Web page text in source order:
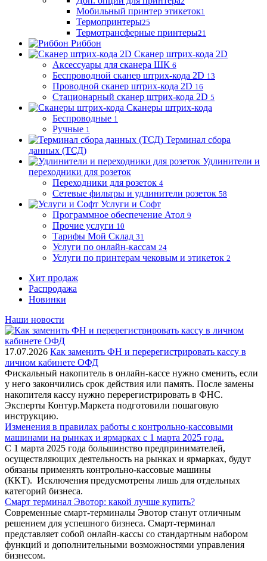
Мобильный принтер этикеток1
Термопринтеры25
Термотрансферные принтеры21
Риббон
Сканер штрих-кода 2D
Аксессуары для сканера ШК 6
Беспроводной сканер штрих-кода 2D 13
Проводной сканер штрих-кода 2D 16
Стационарный сканер штрих-кода 2D 5
Сканеры штрих-кода
Беспроводные 1
Ручные 1
Терминал сбора
данных (ТСД)
Удлинители и
переходники для розеток
Переходники для розеток 4
Сетевые фильтры и удлинители розеток 58
Услуги и Софт
Программное обеспечение Атол 9
Прочие услуги 10
Тарифы Мой Склад 31
Услуги по онлайн-кассам 24
Услуги по принтерам чековым и этикеток 2
Хит продаж
Распродажа
Новинки
Наши новости
17.07.2026 Как заменить ФН и перерегистрировать кассу в
личном кабинете ОФД
Фискальный накопитель в онлайн-кассе нужно сменить, если
у него закончились срок действия или память. После замены
накопителя кассу нужно перерегистрировать в ФНС.
Эксперты Контур.Маркета подготовили пошаговую
инструкцию.
Изменения в правилах работы с контрольно-кассовыми
машинами на рынках и ярмарках с 1 марта 2025 года.
С 1 марта 2025 года большинство предпринимателей,
осуществляющих деятельность на рынках и ярмарках, будут
обязаны применять контрольно-кассовые машины
(ККТ). Исключения предусмотрены лишь для отдельных
категорий бизнеса.
Смарт терминал Эвотор: какой лучше купить?
Современные смарт-терминалы Эвотор станут отличным
решением для успешного бизнеса. Смарт-терминал
представляет собой онлайн-кассы со стандартным набором
функций и дополнительными возможностями управления
бизнесом.